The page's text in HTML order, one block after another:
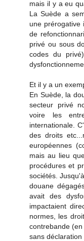
mais il y a eu
La Suède a
une prérogative
de
privé ou sous
codes du
Et il y a un
En Suède, la
secteur privé
voire les
internationale.
des droits
européennes
mais au lieu
procédures et
sociétés.
douane
avait des
impactaient
normes, les
contrebande
sans